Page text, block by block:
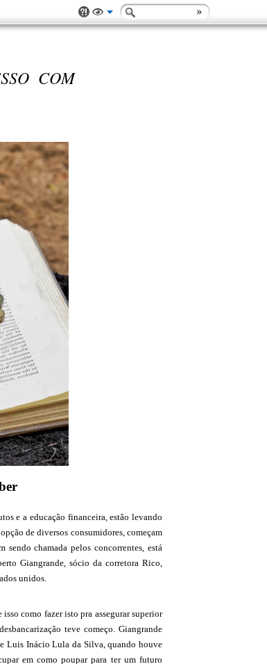
COM
e a educação financeira, estão levando
de diversos consumidores, começam
sendo chamada pelos concorrentes, está
Giangrande, sócio da corretora Rico,
unidos.
como fazer isto pra assegurar superior
teve começo. Giangrande
Luis Inácio Lula da Silva, quando houve
em como poupar para ter um futuro